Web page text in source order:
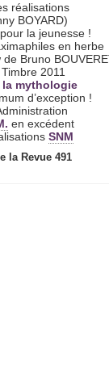
réalisations
BOYARD)
la jeunesse !
en herbe
Bruno
2011
la mythologie
d’exception !
en excédent
SNM
la Revue 491